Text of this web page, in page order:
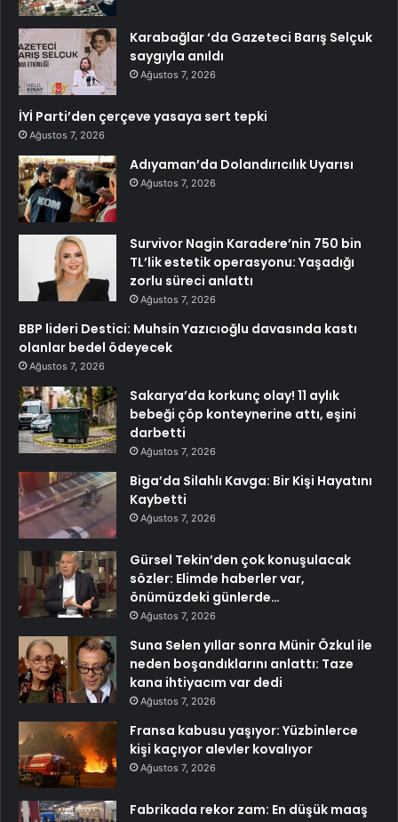
Karabağlar ‘da Gazeteci Barış Selçuk
saygıyla anıldı
Ağustos 7, 2026
İYİ Parti’den çerçeve yasaya sert tepki
Ağustos 7, 2026
Adıyaman’da Dolandırıcılık Uyarısı
Ağustos 7, 2026
Survivor Nagin Karadere’nin 750 bin
TL’lik estetik operasyonu: Yaşadığı
zorlu süreci anlattı
Ağustos 7, 2026
BBP lideri Destici: Muhsin Yazıcıoğlu davasında kastı
olanlar bedel ödeyecek
Ağustos 7, 2026
Sakarya’da korkunç olay! 11 aylık
bebeği çöp konteynerine attı, eşini
darbetti
Ağustos 7, 2026
Biga’da Silahlı Kavga: Bir Kişi Hayatını
Kaybetti
Ağustos 7, 2026
Gürsel Tekin’den çok konuşulacak
sözler: Elimde haberler var,
önümüzdeki günlerde…
Ağustos 7, 2026
Suna Selen yıllar sonra Münir Özkul ile
neden boşandıklarını anlattı: Taze
kana ihtiyacım var dedi
Ağustos 7, 2026
Fransa kabusu yaşıyor: Yüzbinlerce
kişi kaçıyor alevler kovalıyor
Ağustos 7, 2026
Fabrikada rekor zam: En düşük maaş